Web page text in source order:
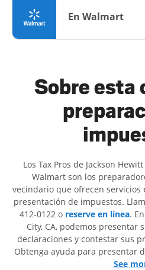
En Walmart
Sobre esta
Los Tax Pros de Jackson
Walmart son ​​los
vecindario que ofrecen servicios
presentación de impuestos.
412-0122 o reserve en línea.
City, CA, podemos presentar
declaraciones y contestar sus
Obtenga ayuda para presentar
simples o situaciones másSee